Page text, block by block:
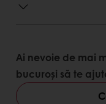
Ai nevoie de mai
bucuroși să te